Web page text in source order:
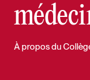
À propos du